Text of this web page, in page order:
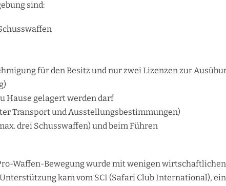
sind:
für den Besitz und nur zwei Lizenzen zur
Hause gelagert werden darf
Transport und Ausstellungsbestimmungen)
drei Schusswaffen) und beim Führen
Waffen-Bewegung wurde mit wenigen wirtschaftlichen
kam vom SCI (Safari Club International),